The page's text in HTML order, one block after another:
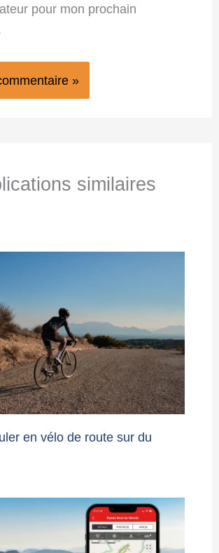
pour mon prochain
similaires
en vélo de route sur du